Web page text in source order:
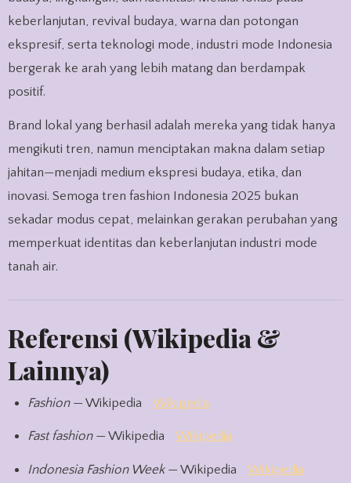
keberlanjutan, revival budaya, warna dan potongan
ekspresif, serta teknologi mode, industri mode Indonesia
bergerak ke arah yang lebih matang dan berdampak
positif.
Brand lokal yang berhasil adalah mereka yang tidak hanya
mengikuti tren, namun menciptakan makna dalam setiap
jahitan—menjadi medium ekspresi budaya, etika, dan
inovasi. Semoga tren fashion Indonesia 2025 bukan
sekadar modus cepat, melainkan gerakan perubahan yang
memperkuat identitas dan keberlanjutan industri mode
tanah air.
Referensi (Wikipedia &
Lainnya)
Fashion— Wikipedia Wikipedia
Fast fashion— Wikipedia Wikipedia
Indonesia Fashion Week— Wikipedia Wikipedia